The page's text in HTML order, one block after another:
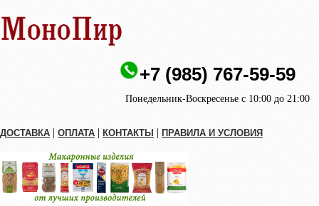
+7 (985) 767-59-59
Понедельник-Воскресенье с 10:00 до 21:00
ДОСТАВКА | ОПЛАТА | КОНТАКТЫ | ПРАВИЛА И УСЛОВИЯ